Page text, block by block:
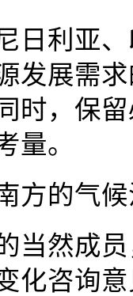
日利亚
发展需
时，保
量。
方的气
当然成
化咨询